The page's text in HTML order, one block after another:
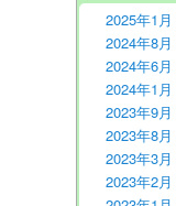
2025年1月
2024年8月
2024年6月
2024年1月
2023年9月
2023年8月
2023年3月
2023年2月